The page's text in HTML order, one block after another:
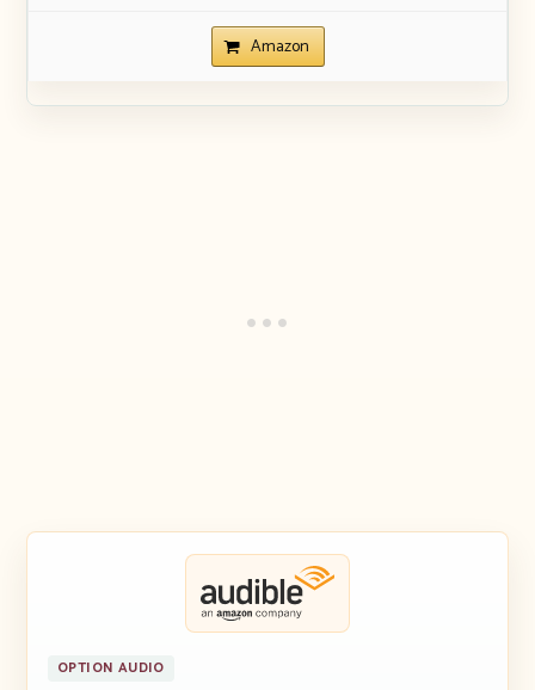
Amazon
OPTION AUDIO